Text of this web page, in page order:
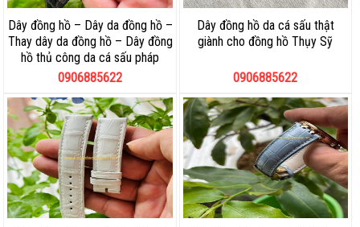
Dây đồng hồ – Dây da đồng hồ –
Thay dây da đồng hồ – Dây đồng
hồ thủ công da cá sấu pháp
0906885622
Dây đồng hồ da cá sấu thật
giành cho đồng hồ Thụy Sỹ
0906885622